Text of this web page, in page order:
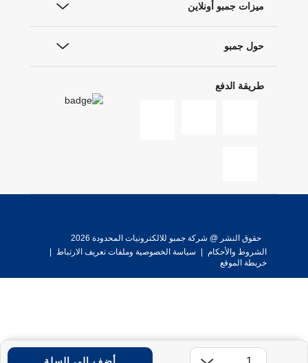
أضف إلى السلة
ميزات جمبو أونلاين
حول جمبو
طريقة الدفع
حقوق النشر @ شركة جمبو للالكترونيات المحدودة 2026
الشروط والأحكام
سياسة الخصوصية وملفات تعريف الارتباط
خريطة الموقع